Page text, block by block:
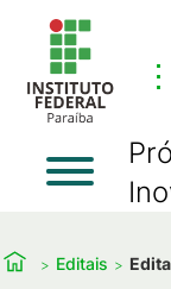
⋮
Editais